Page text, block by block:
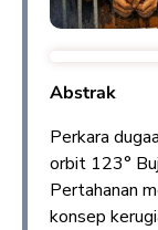
Abstrak
Perkara
orbit 123°
Pertahanan
konsep